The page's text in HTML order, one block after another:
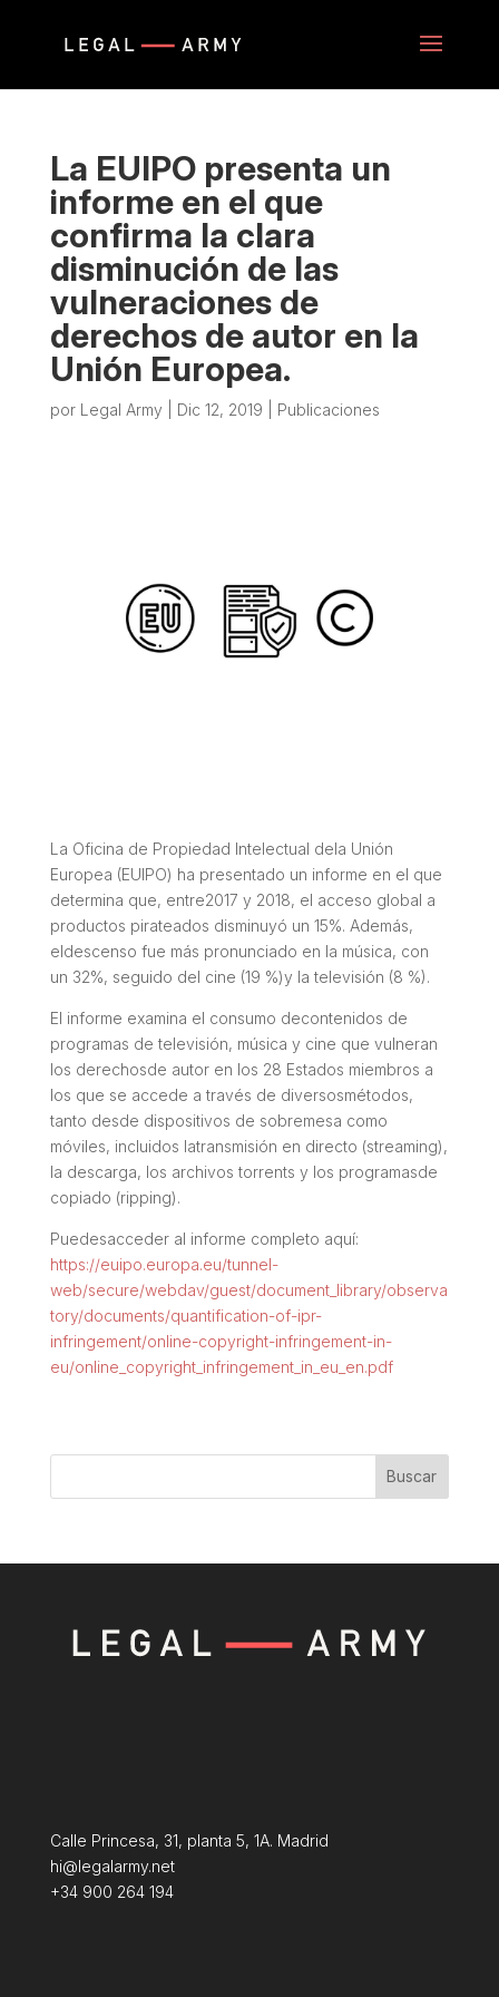
La EUIPO presenta un
informe en el que
confirma la clara
disminución de las
vulneraciones de
derechos de autor en la
Unión Europea.
por Legal Army Dic 12, 2019 Publicaciones
La Oficina de Propiedad Intelectual dela Unión
Europea (EUIPO) ha presentado un informe en el que
determina que, entre2017 y 2018, el acceso global a
productos pirateados disminuyó un 15%. Además,
eldescenso fue más pronunciado en la música, con
un 32%, seguido del cine (19 %)y la televisión (8 %).
El informe examina el consumo decontenidos de
programas de televisión, música y cine que vulneran
los derechosde autor en los 28 Estados miembros a
los que se accede a través de diversosmétodos,
tanto desde dispositivos de sobremesa como
móviles, incluidos latransmisión en directo (streaming),
la descarga, los archivos torrents y los programasde
copiado (ripping).
Puedesacceder al informe completo aquí:
https://euipo.europa.eu/tunnel-
web/secure/webdav/guest/document_library/observa
tory/documents/quantification-of-ipr-
infringement/online-copyright-infringement-in-
eu/online_copyright_infringement_in_eu_en.pdf
Buscar
Calle Princesa, 31, planta 5, 1A. Madrid
hi@legalarmy.net
+34 900 264 194